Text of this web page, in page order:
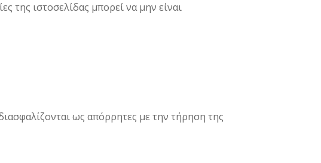
της ιστοσελίδας μπορεί να μην είναι
ως απόρρητες με την τήρηση της